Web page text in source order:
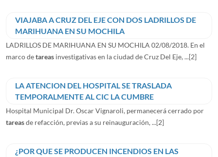
VIAJABA A CRUZ DEL EJE CON DOS LADRILLOS DE
MARIHUANA EN SU MOCHILA
LADRILLOS DE MARIHUANA EN SU MOCHILA 02/08/2018. En el
marco detareas investigativas en la ciudad de Cruz Del Eje, ...[2]
LA ATENCION DEL HOSPITAL SE TRASLADA
TEMPORALMENTE AL CIC LA CUMBRE
Hospital Municipal Dr. Oscar Vignaroli, permanecerá cerrado por
tareasde refacción, previas a su reinauguración, ...[2]
¿POR QUE SE PRODUCEN INCENDIOS EN LAS